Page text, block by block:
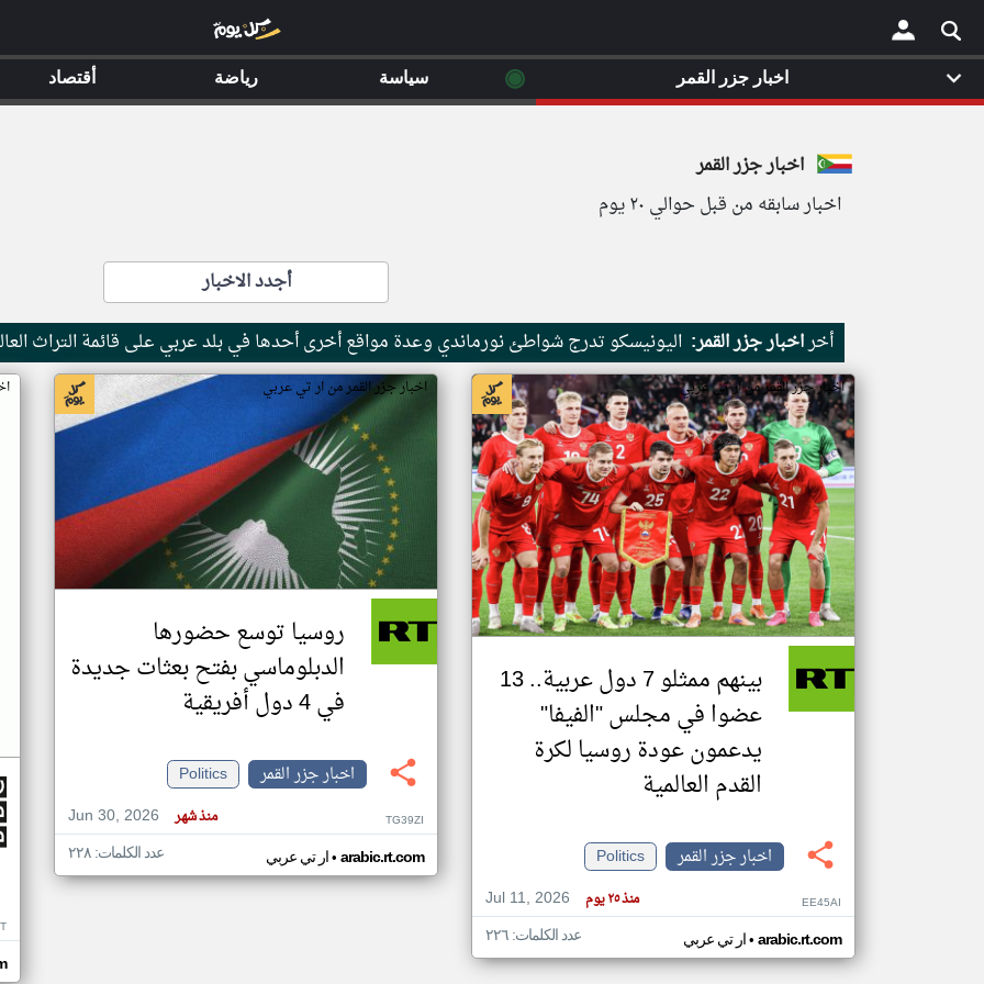
×
اخبار جزر القمر
اخبار سابقه من قبل حوالي ٢٠ يوم
أجدد الاخبار
أخراخبار جزر القمر: اليونيسكو تدرج شواطئ نورماندي وعدة مواقع أخرى أحدها في بلد عربي على قائمة التراث
اخبار جزر القمر من ار تي عربي
بينهم ممثلو 7 دول عربية.. 13
عضوا في مجلس "الفيفا"
يدعمون عودة روسيا لكرة
القدم العالمية
اخبار جزر القمر
Politics
Jul 11, 2026
منذ ٢٥ يوم EE45AI
ار تي عربي• arabic.rt.com عدد الكلمات: ٢٢٦
اخبار جزر القمر من ار تي عربي
روسيا توسع حضورها
الدبلوماسي بفتح بعثات جديدة
في 4 دول أفريقية
اخبار جزر القمر
Politics
Jun 30, 2026
منذ شهر TG39ZI
ار تي عربي• arabic.rt.com عدد الكلمات: ٢٢٨
اخبار جزر القمر ◉ سياسة رياضة أقتصاد